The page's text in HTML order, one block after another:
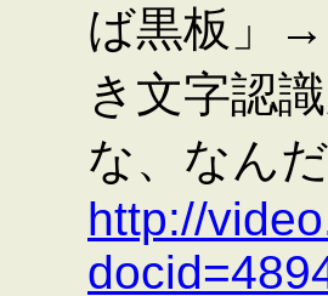
ば黒板」
き文字認
な、なん
http://